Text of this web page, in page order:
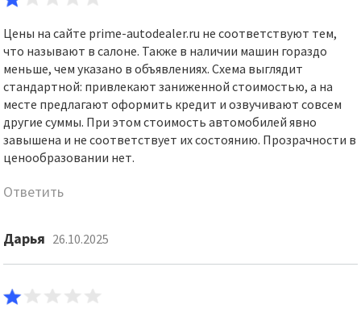
Цены на сайте prime-autodealer.ru не соответствуют тем,
что называют в салоне. Также в наличии машин гораздо
меньше, чем указано в объявлениях. Схема выглядит
стандартной: привлекают заниженной стоимостью, а на
месте предлагают оформить кредит и озвучивают совсем
другие суммы. При этом стоимость автомобилей явно
завышена и не соответствует их состоянию. Прозрачности в
ценообразовании нет.
Ответить
Дарья 26.10.2025